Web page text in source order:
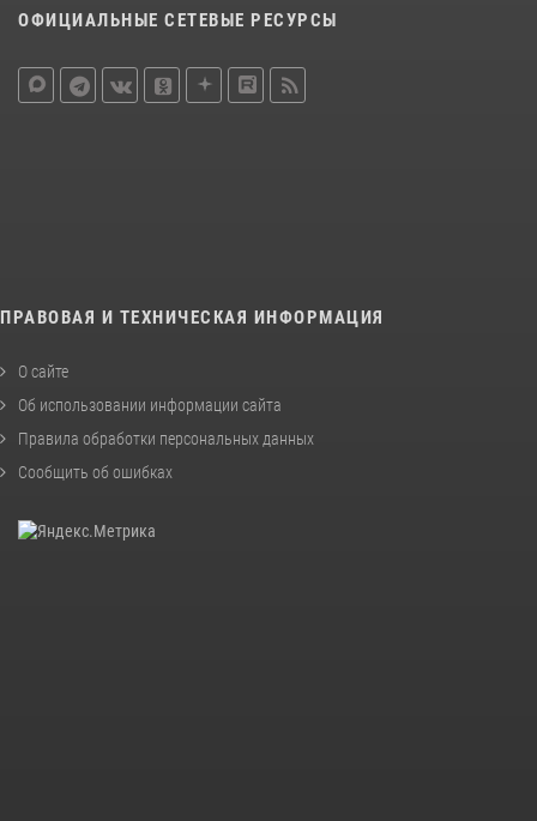
ОФИЦИАЛЬНЫЕ СЕТЕВЫЕ РЕСУРСЫ
ПРАВОВАЯ И ТЕХНИЧЕСКАЯ ИНФОРМАЦИЯ
О сайте
Об использовании информации сайта
Правила обработки персональных данных
Сообщить об ошибках